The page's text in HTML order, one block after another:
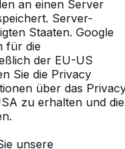
an einen Server
Server-
Staaten. Google
für die
der EU-US
Sie die Privacy
über das
zu erhalten und die
unsere